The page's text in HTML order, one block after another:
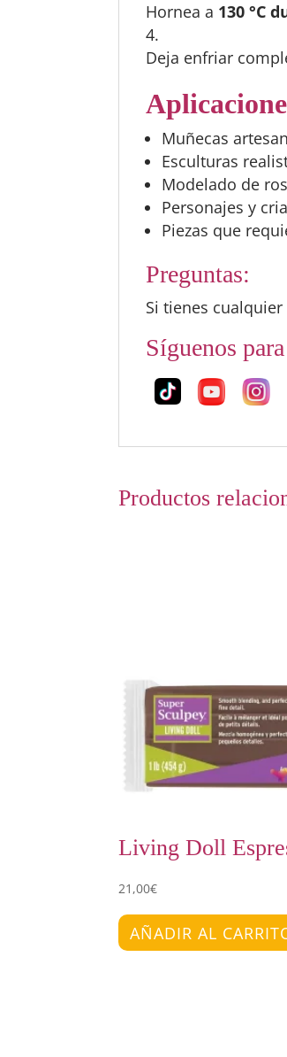
Hornea a 130 °C
Deja enfriar
Muñecas
Esculturas
Modelado de
Personajes y
Piezas que
Preguntas:
Si tienes
Síguenos
Productos
Living Doll
21,00€
AÑADIR AL